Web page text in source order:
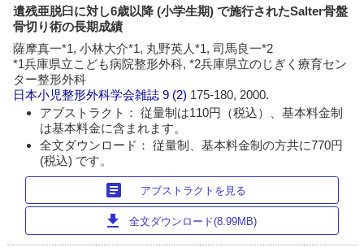
遺残亜脱臼に対し6歳以降 (小学生期) で施行されたSalter骨盤
骨切り術の長期成績
薩摩真一*1, 小林大介*1, 丸野英人*1, 司馬良一*2
*1兵庫県立こども病院整形外科, *2兵庫県立のじぎく療育セン
ター整形外科
日本小児整形外科学会雑誌 9 (2) 175-180, 2000.
アブストラクト： 従量制は110円（税込）、基本料金制
は基本料金に含まれます。
全文ダウンロード： 従量制、基本料金制の方共に770円
(税込) です。
article アブストラクトを見る
download 全文ダウンロード(8.99MB)